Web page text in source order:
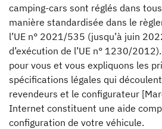
camping-cars sont réglés dans tous
manière standardisée dans le
l’UE n° 2021/535 (jusqu’à juin
d’exécution de l’UE n° 1230/
pour vous et vous expliquons les
spécifications légales qui
revendeurs et le configurateur
Internet constituent une aide
configuration de votre véhicule.